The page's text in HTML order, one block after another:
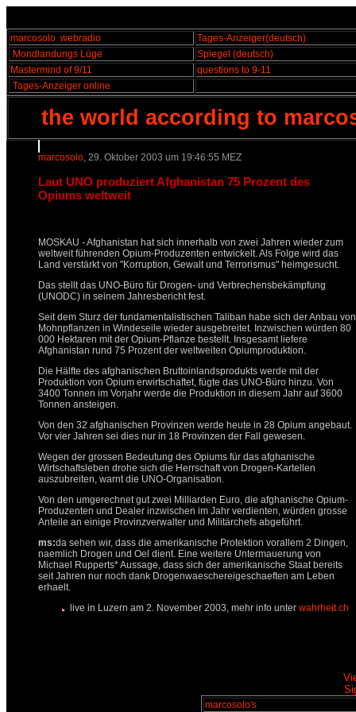
marcosolo webradio Tages-Anzeiger(deutsch)
Mondlandungs Lüge
Spiegel (deutsch)
Mastermind of 9/11
questions to 9-11
Tages-Anzeiger online
the world according to
marcosolo, 29. Oktober 2003 um 19:46:55 MEZ
Laut UNO produziert Afghanistan 75 Prozent des
Opiums weltweit
MOSKAU - Afghanistan hat sich innerhalb von zwei Jahren wieder zum
weltweit führenden Opium-Produzenten entwickelt. Als Folge wird das
Land verstärkt von "Korruption, Gewalt und Terrorismus" heimgesucht.
Das stellt das UNO-Büro für Drogen- und Verbrechensbekämpfung
(UNODC) in seinem Jahresbericht fest.
Seit dem Sturz der fundamentalistischen Taliban habe sich der Anbau von
Mohnpflanzen in Windeseile wieder ausgebreitet. Inzwischen würden 80
000 Hektaren mit der Opium-Pflanze bestellt. Insgesamt liefere
Afghanistan rund 75 Prozent der weltweiten Opiumproduktion.
Die Hälfte des afghanischen Bruttoinlandsprodukts werde mit der
Produktion von Opium erwirtschaftet, fügte das UNO-Büro hinzu. Von
3400 Tonnen im Vorjahr werde die Produktion in diesem Jahr auf 3600
Tonnen ansteigen.
Von den 32 afghanischen Provinzen werde heute in 28 Opium angebaut.
Vor vier Jahren sei dies nur in 18 Provinzen der Fall gewesen.
Wegen der grossen Bedeutung des Opiums für das afghanische
Wirtschaftsleben drohe sich die Herrschaft von Drogen-Kartellen
auszubreiten, warnt die UNO-Organisation.
Von den umgerechnet gut zwei Milliarden Euro, die afghanische Opium-
Produzenten und Dealer inzwischen im Jahr verdienten, würden grosse
Anteile an einige Provinzverwalter und Militärchefs abgeführt.
ms:da sehen wir, dass die amerikanische Protektion vorallem 2 Dingen,
naemlich Drogen und Oel dient. Eine weitere Untermauerung von
Michael Rupperts* Aussage, dass sich der amerikanische Staat bereits
seit Jahren nur noch dank Drogenwaeschereigeschaeften am Leben
erhaelt.
live in Luzern am 2. November 2003, mehr info unter wahrheit.ch
marcosolo's